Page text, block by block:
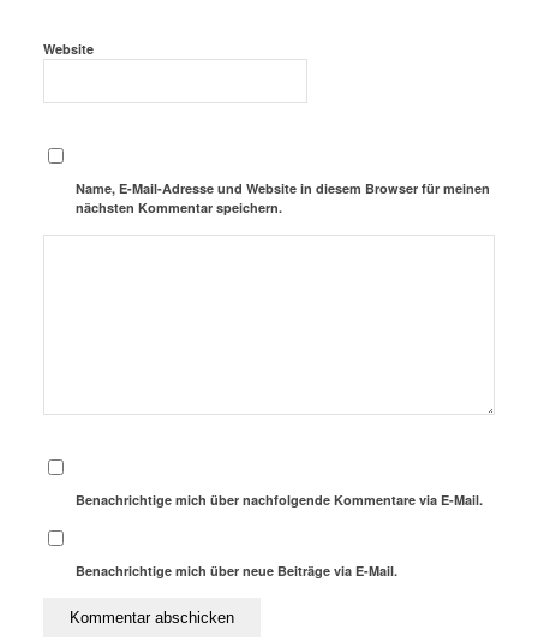
Website
Name, E-Mail-Adresse und Website in diesem Browser für meinen
nächsten Kommentar speichern.
Benachrichtige mich über nachfolgende Kommentare via E-Mail.
Benachrichtige mich über neue Beiträge via E-Mail.